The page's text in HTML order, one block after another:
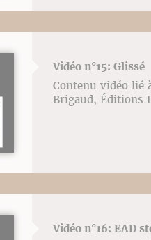
Vidéo n°15: Glissé
Contenu vidéo lié
Brigaud, Éditions
Vidéo n°16: EAD